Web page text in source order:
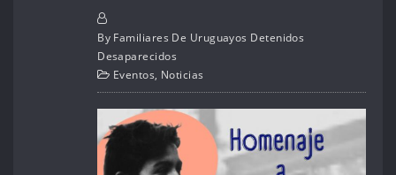
By Familiares De Uruguayos Detenidos
Desaparecidos
Eventos, Noticias